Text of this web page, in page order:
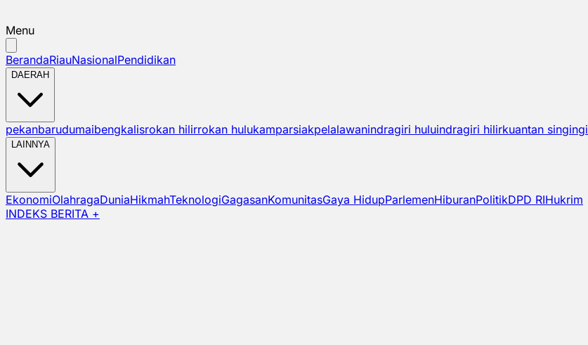
Menu
BerandaRiauNasionalPendidikan
DAERAH
pekanbarudumaibengkalisrokan hilirrokan hulukamparsiakpelalawanindragiri huluindragiri hilirkuantan singingi
LAINNYA
EkonomiOlahragaDuniaHikmahTeknologiGagasanKomunitasGaya HidupParlemenHiburanPolitikDPD RIHukrim
INDEKS BERITA +